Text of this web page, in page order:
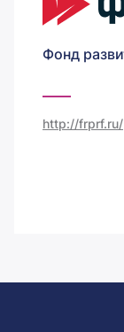
Фонд
http://frprf.ru/